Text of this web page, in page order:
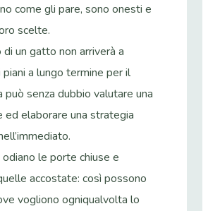
come gli pare, sono onesti e
scelte.
un gatto non arriverà a
a lungo termine per il
può senza dubbio valutare una
ed elaborare una strategia
le porte chiuse e
accostate: così possono
vogliono ogniqualvolta lo